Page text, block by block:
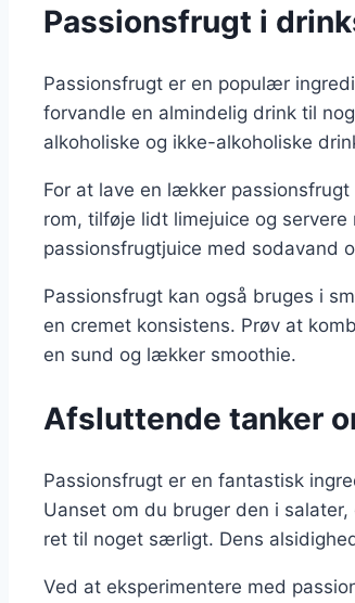
Passionsfrugt i
Passionsfrugt er en populær
forvandle en almindelig drink til
alkoholiske og ikke-alkoholiske
For at lave en lækker
rom, tilføje lidt limejuice og
passionsfrugtjuice med sodavand
Passionsfrugt kan også bruges i
en cremet konsistens. Prøv at
en sund og lækker smoothie.
Afsluttende tanker
Passionsfrugt er en fantastisk
Uanset om du bruger den i
ret til noget særligt. Dens
Ved at eksperimentere med